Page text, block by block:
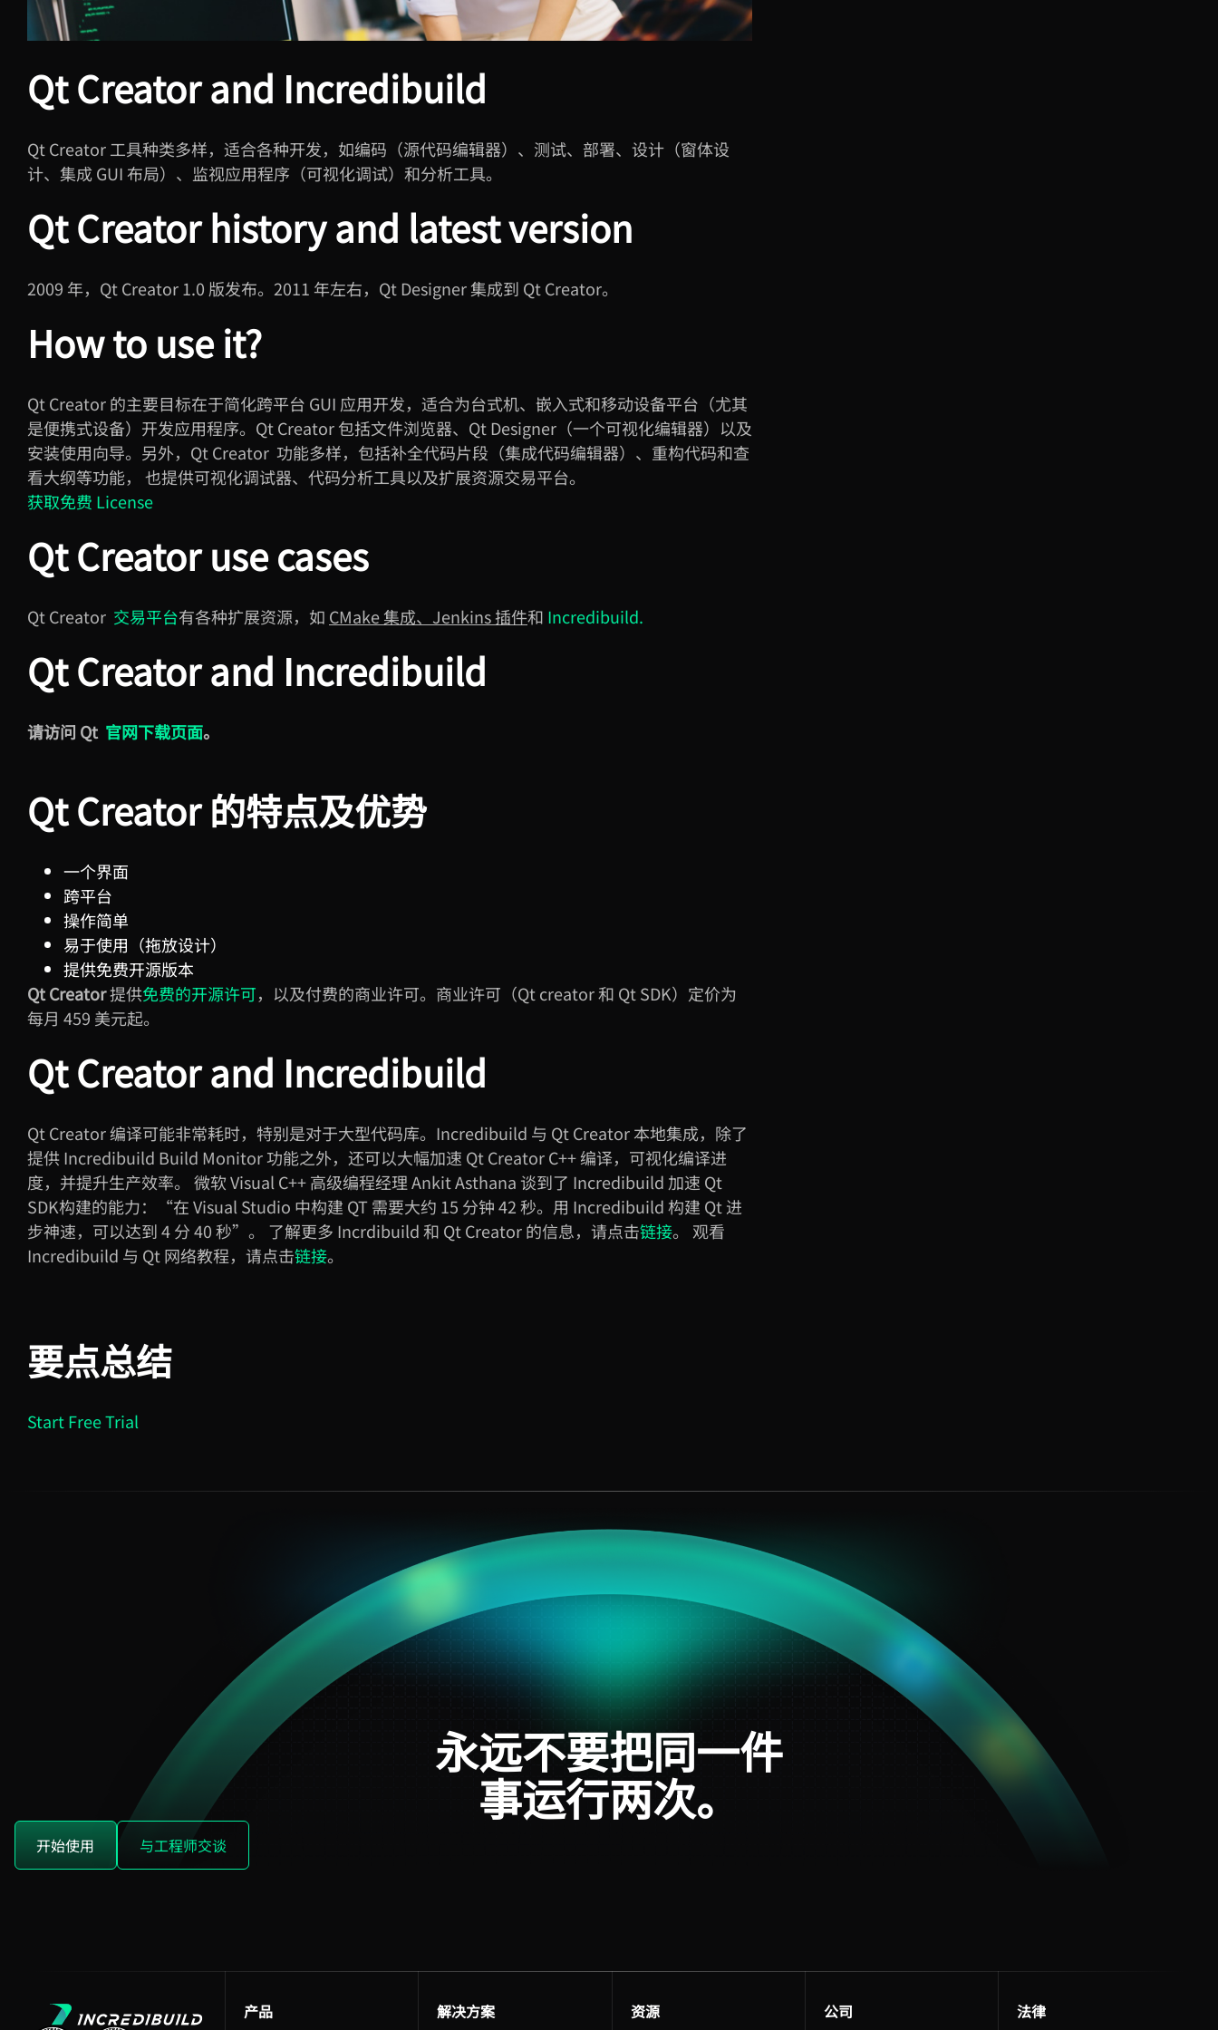
Qt Creator and Incredibuild
Qt Creator 工具种类多样，适合各种开发，如编码（源代码编辑器）、测试、部署、设计（窗体设
计、集成GUI布局）、监视应用程序（可视化调试）和分析工具。
Qt Creator history and latest version
2009 年，Qt Creator 1.0 版发布。2011 年左右，Qt Designer 集成到 Qt Creator。
How to use it?
Qt Creator 的主要目标在于简化跨平台 GUI 应用开发，适合为台式机、嵌入式和移动设备平台（尤其
是便携式设备）开发应用程序。Qt Creator 包括文件浏览器、Qt Designer（一个可视化编辑器）以及
安装使用向导。另外，Qt Creator 功能多样，包括补全代码片段（集成代码编辑器）、重构代码和查
看大纲等功能， 也提供可视化调试器、代码分析工具以及扩展资源交易平台。
获取免费 License
Qt Creator use cases
Qt Creator 交易平台有各种扩展资源，如 CMake 集成、Jenkins 插件和 Incredibuild.
Qt Creator and Incredibuild
请访问 Qt 官网下载页面。
Qt Creator 的特点及优势
一个界面
跨平台
操作简单
易于使用（拖放设计）
提供免费开源版本
Qt Creator提供免费的开源许可，以及付费的商业许可。商业许可（Qt creator 和 Qt SDK）定价为
每月 459 美元起。
Qt Creator and Incredibuild
Qt Creator 编译可能非常耗时，特别是对于大型代码库。Incredibuild 与 Qt Creator本地集成，除了
提供Incredibuild Build Monitor功能之外，还可以大幅加速 Qt Creator C++编译，可视化编译进
度，并提升生产效率。 微软 Visual C++ 高级编程经理 Ankit Asthana 谈到了 Incredibuild 加速 Qt
SDK构建的能力：“在 Visual Studio 中构建 QT 需要大约 15 分钟 42 秒。用 Incredibuild 构建 Qt 进
步神速，可以达到 4 分 40 秒”。 了解更多 Incrdibuild和 Qt Creator的信息，请点击链接。 观看
Incredibuild 与 Qt网络教程，请点击链接。
要点总结
Start Free Trial
永远不要把同一件
事运行两次。
开始使用 与工程师交谈
产品 解决方案 资源 公司 法律